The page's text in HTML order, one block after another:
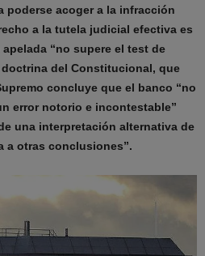
poderse acoger a la infracción
a la tutela judicial efectiva es
“no supere el test de
del Constitucional, que
concluye que el banco “no
error notorio e incontestable”
una interpretación alternativa de
a otras conclusiones”.